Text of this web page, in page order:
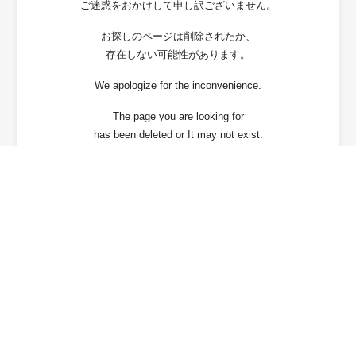
ご迷惑をおかけして申し訳ございません。
お探しのページは削除されたか、
存在しない可能性があります。
We apologize for the inconvenience.
The page you are looking for
has been deleted or It may not exist.